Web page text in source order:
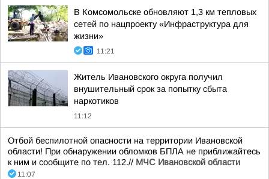
В Комсомольске обновляют 1,3 км тепловых
сетей по нацпроекту «Инфраструктура для
жизни»
11:21
Житель Ивановского округа получил
внушительный срок за попытку сбыта
наркотиков
11:12
Отбой беспилотной опасности на территории Ивановской
области! При обнаружении обломков БПЛА не приближайтесь
к ним и сообщите по тел. 112.// МЧС Ивановской области
11:07